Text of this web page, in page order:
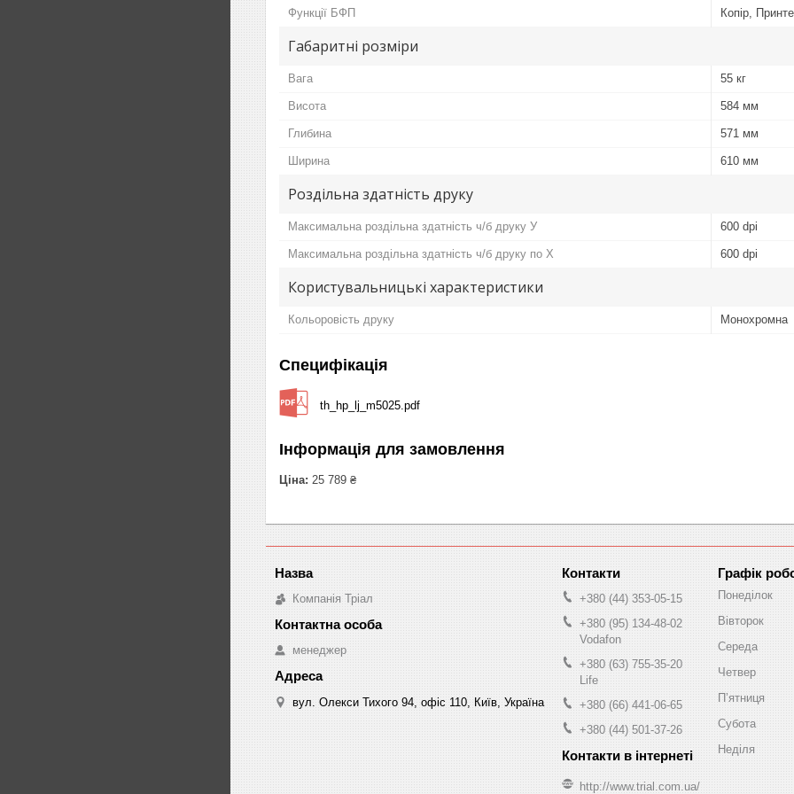
Функції БФП Копір,
Габаритні розміри
Вага 55 кг
Висота 584 мм
Глибина 571 мм
Ширина 610 мм
Роздільна здатність друку
Максимальна роздільна здатність ч/б друку У 600 dpi
Максимальна роздільна здатність ч/б друку по Х 600 dpi
Користувальницькі характеристики
Кольоровість друку Монохромна
Специфікація
th_hp_lj_m5025.pdf
Інформація для замовлення
Ціна: 25 789 ₴
Компанія Тріал
менеджер
вул. Олекси Тихого 94, офіс 110, Київ, Україна
+380 (44) 353-05-15
+380 (95) 134-48-02
Vodafon
+380 (63) 755-35-20
Life
+380 (66) 441-06-65
+380 (44) 501-37-26
http://www.trial.com.ua/
Графік
Понеділок
Вівторок
Середа
Четвер
Пʼятниця
Субота
Неділя